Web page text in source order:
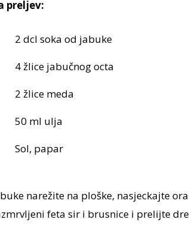
preljev:
2 dcl soka od jabuke
4 žlice jabučnog octa
2 žlice meda
50 ml ulja
Sol, papar
narežite na ploške, nasjeckajte
feta sir i brusnice i prelijte